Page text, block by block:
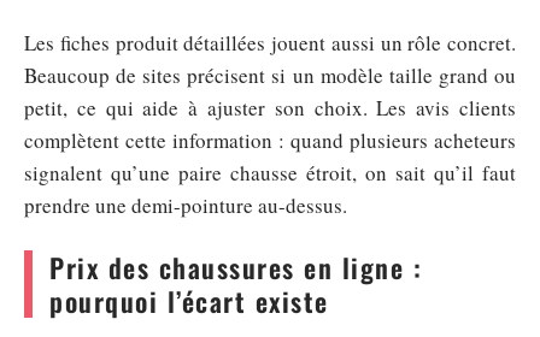
Les fiches produit détaillées jouent aussi un rôle concret.
Beaucoup de sites précisent si un modèle taille grand ou
petit, ce qui aide à ajuster son choix. Les avis clients
complètent cette information : quand plusieurs acheteurs
signalent qu’une paire chausse étroit, on sait qu’il faut
prendre une demi-pointure au-dessus.
Prix des chaussures en ligne :
pourquoi l’écart existe